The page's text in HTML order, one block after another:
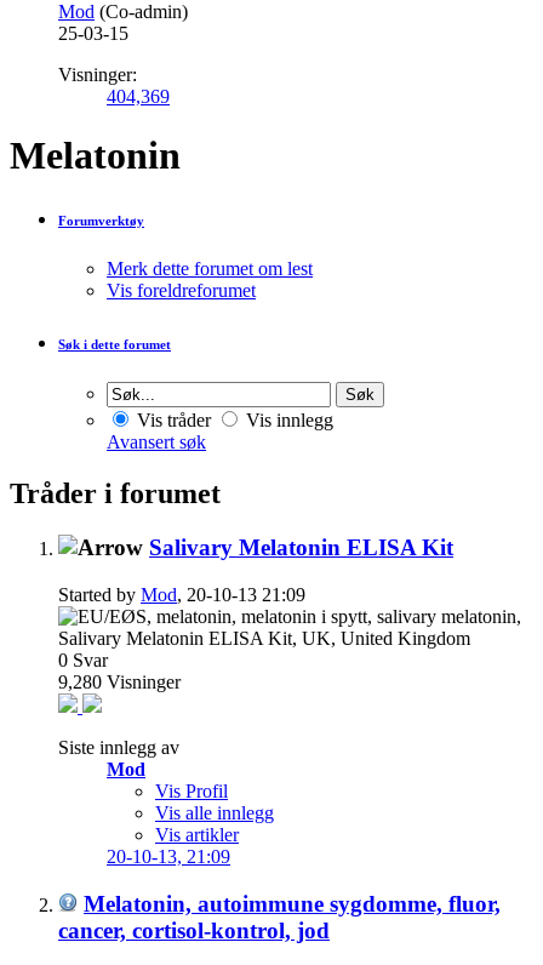
Mod (Co-admin)
25-03-15
Visninger:
404,369
Melatonin
Forumverktøy
Merk dette forumet om lest
Vis foreldreforumet
Søk i dette forumet
Vis tråder
Vis innlegg
Avansert søk
Tråder i forumet
Salivary Melatonin ELISA Kit
Started by Mod, 20-10-13 21:09
0 Svar
9,280 Visninger
Siste innlegg av
Mod
Vis Profil
Vis alle innlegg
Vis artikler
20-10-13, 21:09
Melatonin, autoimmune sygdomme, fluor,
cancer, cortisol-kontrol, jod